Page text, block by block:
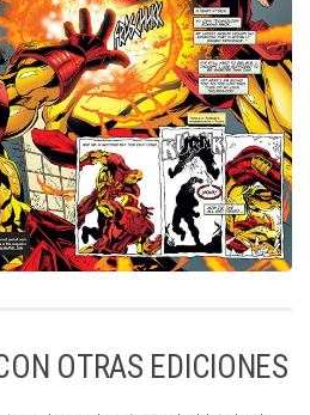
OTRAS EDICIONES